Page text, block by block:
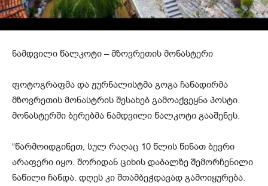
ნამდვილი წალკოტი – მზოვრეთის მონასტერი
ფოტოგრაფმა და ჟურნალისტმა გოგა ჩანადირმა
მზოვრეთის მონასტრის შესახებ გამოაქვეყნა პოსტი.
მონასტერში ბერებმა ნამდვილი წალკოტი გააშენეს.
“წარმოიდგინეთ, სულ რაღაც 10 წლის წინათ ბევრი
არაფერი იყო. შორიდან ციხის დაბალზე შემორჩენილი
ნაწილი ჩანდა. დღეს კი შთამბეჭდავად გამოიყურება.